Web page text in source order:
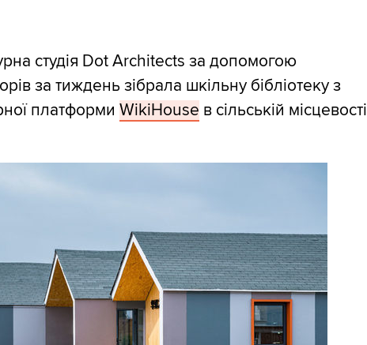
студія Dot Architects за допомогою
за тиждень зібрала шкільну бібліотеку з
платформи WikiHouse в сільській місцевості